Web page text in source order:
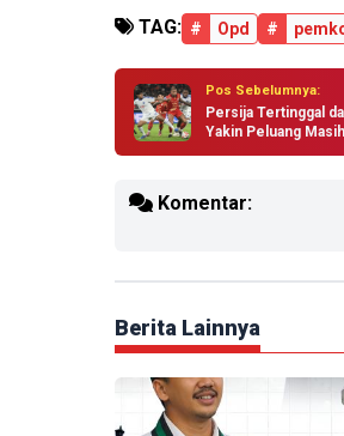
TAG: # Opd #
Pos Sebelumnya:
Persija Tertinggal
Yakin Peluang
Komentar:
Berita Lainnya